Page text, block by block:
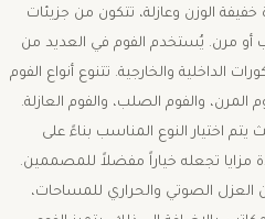
الوزن وعازلة، تتكون من جزيئات
مرن. يُستخدم الفوم في العديد من
الداخلية والخارجية. تتنوع أنواع الفوم
والفوم الصلب، والفوم العازلة.
اختيار النوع المناسب بناءً على
مزايا تجعله خياراً مفضلاً للمصممين.
الصوتي والحراري للمساحات،